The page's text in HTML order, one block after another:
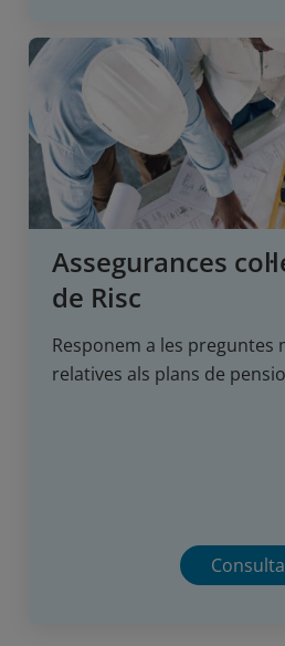
Assegurances
de Risc
Responem a les preguntes
relatives als plans de
Consulta